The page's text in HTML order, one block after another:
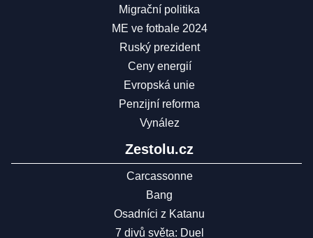
Migrační politika
ME ve fotbale 2024
Ruský prezident
Ceny energií
Evropská unie
Penzijní reforma
Vynález
Zestolu.cz
Carcassonne
Bang
Osadníci z Katanu
7 divů světa: Duel